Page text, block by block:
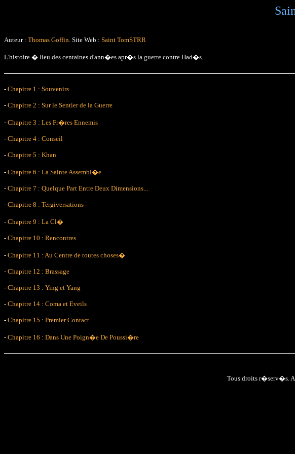
Auteur : Thomas Goffin. Site Web : Saint TomSTRR
L'histoire � lieu des centaines d'ann�es apr�s la guerre contre Had�s.
- Chapitre 1 : Souvenirs
- Chapitre 2 : Sur le Sentier de la Guerre
- Chapitre 3 : Les Fr�res Ennemis
- Chapitre 4 : Conseil
- Chapitre 5 : Khan
- Chapitre 6 : La Sainte Assembl�e
- Chapitre 7 : Quelque Part Entre Deux Dimensions...
- Chapitre 8 : Tergiversations
- Chapitre 9 : La Cl�
- Chapitre 10 : Rencontres
- Chapitre 11 : Au Centre de toutes choses�
- Chapitre 12 : Brassage
- Chapitre 13 : Ying et Yang
- Chapitre 14 : Coma et Eveils
- Chapitre 15 : Premier Contact
- Chapitre 16 : Dans Une Poign�e De Poussi�re
Tous droits r�serv�s.